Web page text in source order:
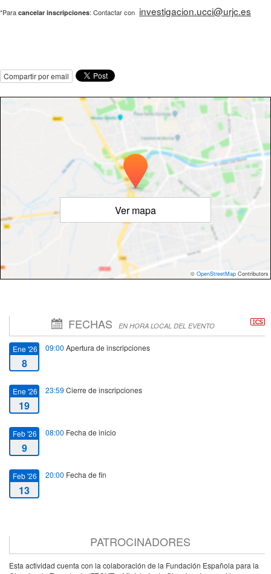
*Para cancelar inscripciones: Contactar con investigacion.ucci@urjc.es
Compartir por email
Ver mapa
© OpenStreetMap Contributors
FECHAS EN HORA LOCAL DEL EVENTO
Ene '26
8
09:00 Apertura de inscripciones
Ene '26
19
23:59 Cierre de inscripciones
Feb '26
9
08:00 Fecha de inicio
Feb '26
13
20:00 Fecha de fin
PATROCINADORES
Esta actividad cuenta con la colaboración de la Fundación Española para la